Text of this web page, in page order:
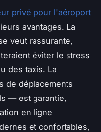
privé pour l'aéroport
avantages. La
veut rassurante,
éviter le stress
des taxis. La
de déplacements
— est garantie,
en ligne
et confortables,